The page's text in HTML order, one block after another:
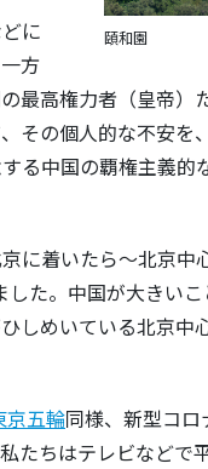
頤和園
に
方
最高権力者（皇帝
その個人的な不安を、
る中国の覇権主義
に着いたら～北京
た。中国が大きい
しめいている北京
京五輪同様、新型コ
たちはテレビなどで